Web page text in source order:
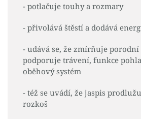
- potlačuje touhy a rozmary
- přivolává štěstí a dodává
- udává se, že zmírňuje porodní
podporuje trávení, funkce
oběhový systém
- též se uvádí, že jaspis
rozkoš